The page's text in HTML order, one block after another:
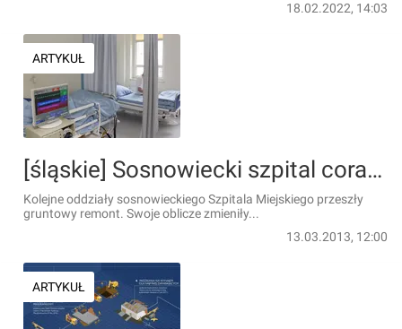
18.02.2022, 14:03
ARTYKUŁ
[śląskie] Sosnowiecki szpital coraz nowocześniejszy
Kolejne oddziały sosnowieckiego Szpitala Miejskiego przeszły
gruntowy remont. Swoje oblicze zmieniły...
13.03.2013, 12:00
ARTYKUŁ